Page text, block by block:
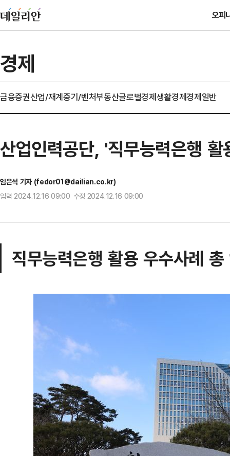
오피
경제
금융증권산업/재계중기/벤처부동산글로벌경제생활경제경제일반
산업인력공단, '직무능력은행
임은석 기자 (fedor01@dailian.co.kr)
입력 2024.12.16 09:00 수정 2024.12.16 09:00
직무능력은행 활용 우수사례